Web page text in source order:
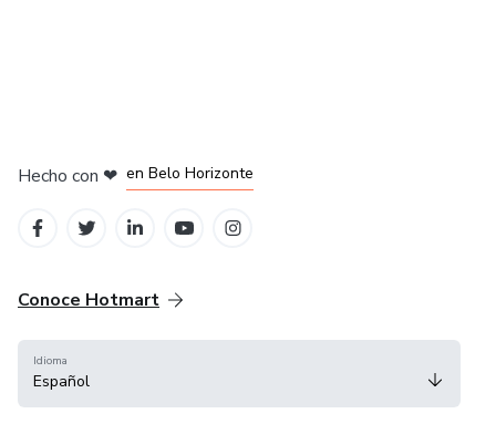
Hecho con ❤ en Belo Horizonte
Conoce Hotmart
Idioma
Español